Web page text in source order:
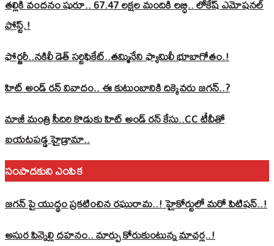
తల్లికి వందనం షురూ.. 67.47 లక్షల మందికి లబ్ధి.. లోకేష్‌ ఎమోషనల్
పోస్ట్‌.!
ఫోర్జరీ..నకిలీ డెత్ సర్టిఫికేట్..తమ్మినేని ఫ్యామిలీ భూబాగోతం.!
హిట్ అండ్ రన్ వివాదం.. ఈ కుటుంబానికి దిక్కెవరు జగన్..?
మాజీ మంత్రి సీదిరి కొడుకు హిట్ అండ్ రన్ కేసు..CC టీవీతో
బయటపడ్డ హైడ్రామా..
సంపాదకుని ఎంపిక
జగన్ పై యుద్థం ప్రకటించిన రఘురామ..! హైకోర్టులో మరో పిటిషన్..!
అసుర పిన్నెల్లి దహనం.. మార్పు కోరుకుంటున్న మాచర్ల..!